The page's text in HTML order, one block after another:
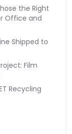
the Right
Office and
Shipped to
Film
Recycling